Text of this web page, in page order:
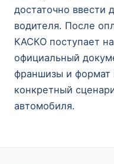
достаточно ввести
водителя. После
КАСКО поступает
официальный
франшизы и
конкретный
автомобиля.